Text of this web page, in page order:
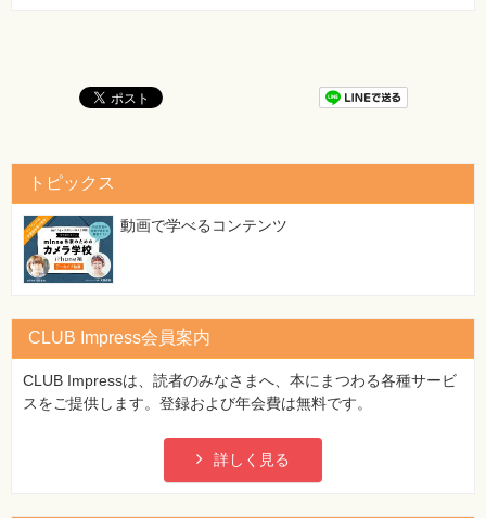
トピックス
動画で学べるコンテンツ
CLUB Impress会員案内
CLUB Impressは、読者のみなさまへ、本にまつわる各種サービ
スをご提供します。登録および年会費は無料です。
詳しく見る